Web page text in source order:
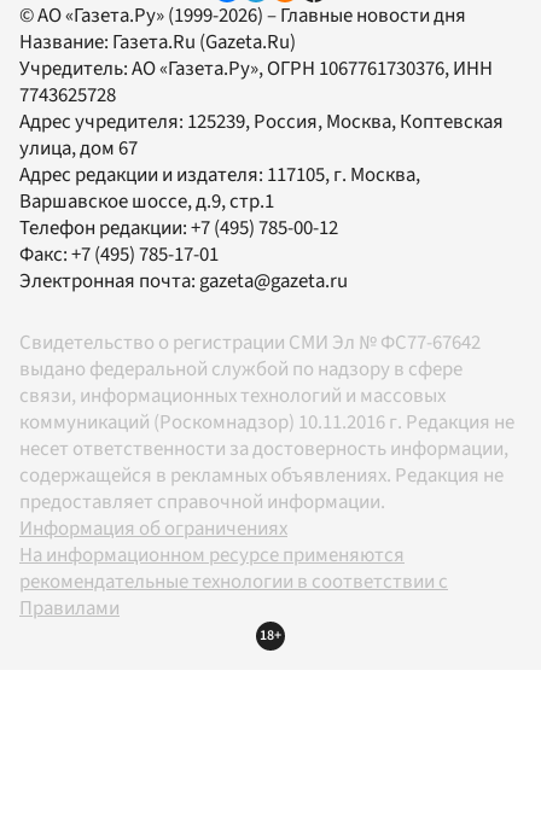
© АО «Газета.Ру» (1999-2026) – Главные новости дня
Название: Газета.Ru (Gazeta.Ru)
Учредитель:АО «Газета.Ру», ОГРН 1067761730376, ИНН
7743625728
Адрес учредителя: 125239, Россия, Москва, Коптевская
улица, дом 67
Адрес редакции и издателя: 117105, г. Москва,
Варшавское шоссе, д.9, стр.1
Телефон редакции:+7 (495) 785-00-12
Факс:+7 (495) 785-17-01
Электронная почта:gazeta@gazeta.ru
Свидетельство о регистрации СМИ Эл № ФС77-67642
выдано федеральной службой по надзору в сфере
связи, информационных технологий и массовых
коммуникаций (Роскомнадзор) 10.11.2016 г. Редакция не
несет ответственности за достоверность информации,
содержащейся в рекламных объявлениях. Редакция не
предоставляет справочной информации.
Информация об ограничениях
На информационном ресурсе применяются
рекомендательные технологии в соответствии с
Правилами
18+